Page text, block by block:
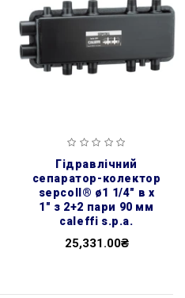
гідравлічний
сепаратор-колектор
sepcoll® ø1 1/4″ в х
1″ з 2+2 пари 90 мм
caleffi s.p.a.
25,331.00₴